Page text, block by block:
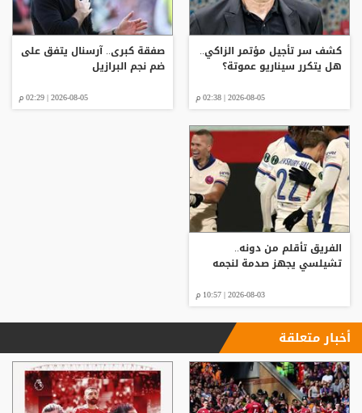
كشف سر تأجيل مؤتمر الزاكي..
هل يتكرر سيناريو عموتة؟
2026-08-05 | 02:38 م
صفقة كبرى.. آرسنال يتفق على
ضم نجم البرازيل
2026-08-05 | 02:29 م
الفريق تأقلم من دونه..
تشيلسي يجهز صدمة لنجمه
2026-08-03 | 10:57 م
أخبار متعلقة